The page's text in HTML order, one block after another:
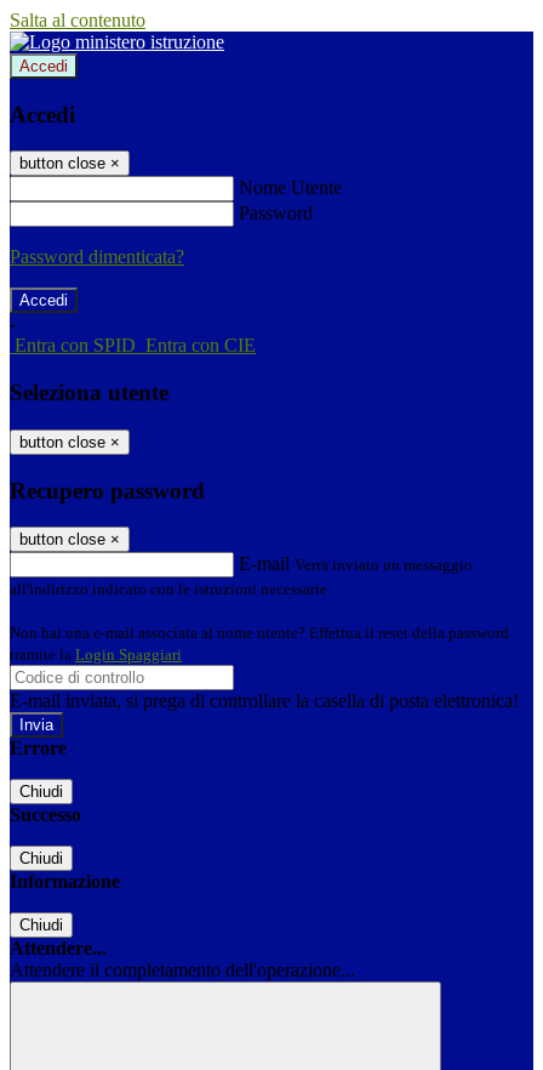
Salta al contenuto
Accedi
Accedi
button close ×
Nome Utente
Password
Password dimenticata?
-
Entra con SPID Entra con CIE
Seleziona utente
button close ×
Recupero password
button close ×
E-mail Verrà inviato un messaggio
all'indirizzo indicato con le istruzioni necessarie.
Non hai una e-mail associata al nome utente? Effettua il reset della password
tramite la Login Spaggiari
E-mail inviata, si prega di controllare la casella di posta elettronica!
Errore
Chiudi
Successo
Chiudi
Informazione
Chiudi
Attendere...
Attendere il completamento dell'operazione...